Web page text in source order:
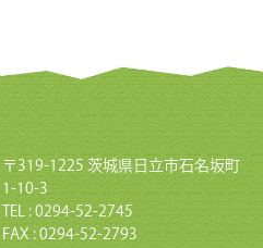
〒319-1225 茨城県日立市石名坂町
1-10-3
TEL : 0294-52-2745
FAX : 0294-52-2793